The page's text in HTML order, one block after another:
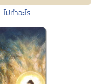
ม่ทำอะไร